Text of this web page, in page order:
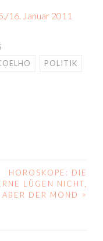
16. Januar 2011
POLITIK
HOROSKOPE: DIE
LÜGEN NICHT,
ABER DER MOND
>